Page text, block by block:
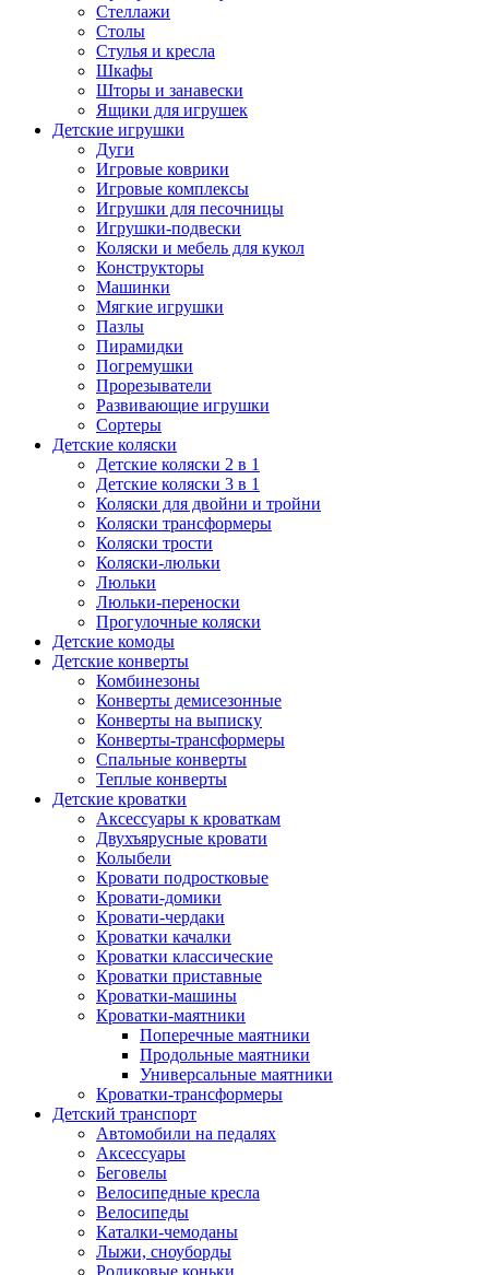
Стеллажи
Столы
Стулья и кресла
Шкафы
Шторы и занавески
Ящики для игрушек
Детские игрушки
Дуги
Игровые коврики
Игровые комплексы
Игрушки для песочницы
Игрушки-подвески
Коляски и мебель для кукол
Конструкторы
Машинки
Мягкие игрушки
Пазлы
Пирамидки
Погремушки
Прорезыватели
Развивающие игрушки
Сортеры
Детские коляски
Детские коляски 2 в 1
Детские коляски 3 в 1
Коляски для двойни и тройни
Коляски трансформеры
Коляски трости
Коляски-люльки
Люльки
Люльки-переноски
Прогулочные коляски
Детские комоды
Детские конверты
Комбинезоны
Конверты демисезонные
Конверты на выписку
Конверты-трансформеры
Спальные конверты
Теплые конверты
Детские кроватки
Аксессуары к кроваткам
Двухъярусные кровати
Колыбели
Кровати подростковые
Кровати-домики
Кровати-чердаки
Кроватки качалки
Кроватки классические
Кроватки приставные
Кроватки-машины
Кроватки-маятники
Поперечные маятники
Продольные маятники
Универсальные маятники
Кроватки-трансформеры
Детский транспорт
Автомобили на педалях
Аксессуары
Беговелы
Велосипедные кресла
Велосипеды
Каталки-чемоданы
Лыжи, сноуборды
Роликовые коньки